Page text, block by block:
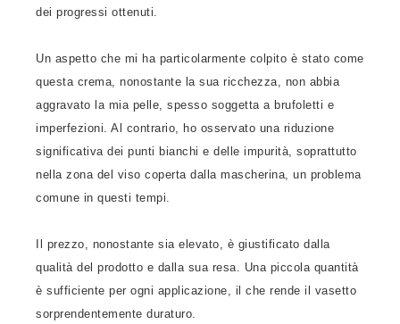
dei progressi ottenuti.
Un aspetto che mi ha particolarmente colpito è stato come
questa crema, nonostante la sua ricchezza, non abbia
aggravato la mia pelle, spesso soggetta a brufoletti e
imperfezioni. Al contrario, ho osservato una riduzione
significativa dei punti bianchi e delle impurità, soprattutto
nella zona del viso coperta dalla mascherina, un problema
comune in questi tempi.
Il prezzo, nonostante sia elevato, è giustificato dalla
qualità del prodotto e dalla sua resa. Una piccola quantità
è sufficiente per ogni applicazione, il che rende il vasetto
sorprendentemente duraturo.